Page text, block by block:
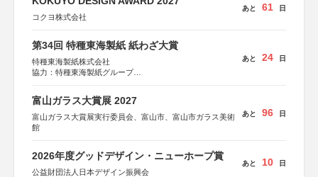
コクヨ株式会社
あと 61 日
第34回 特種東海製紙 紙わざ大賞
特種東海製紙株式会社
協力：特種東海製紙グループ
あと 24 日
富山ガラス大賞展 2027
富山ガラス大賞展実行委員会、富山市、富山市ガラス美術
館
あと 96 日
2026年度グッドデザイン・ニューホープ賞
公益財団法人日本デザイン振興会
あと 10 日